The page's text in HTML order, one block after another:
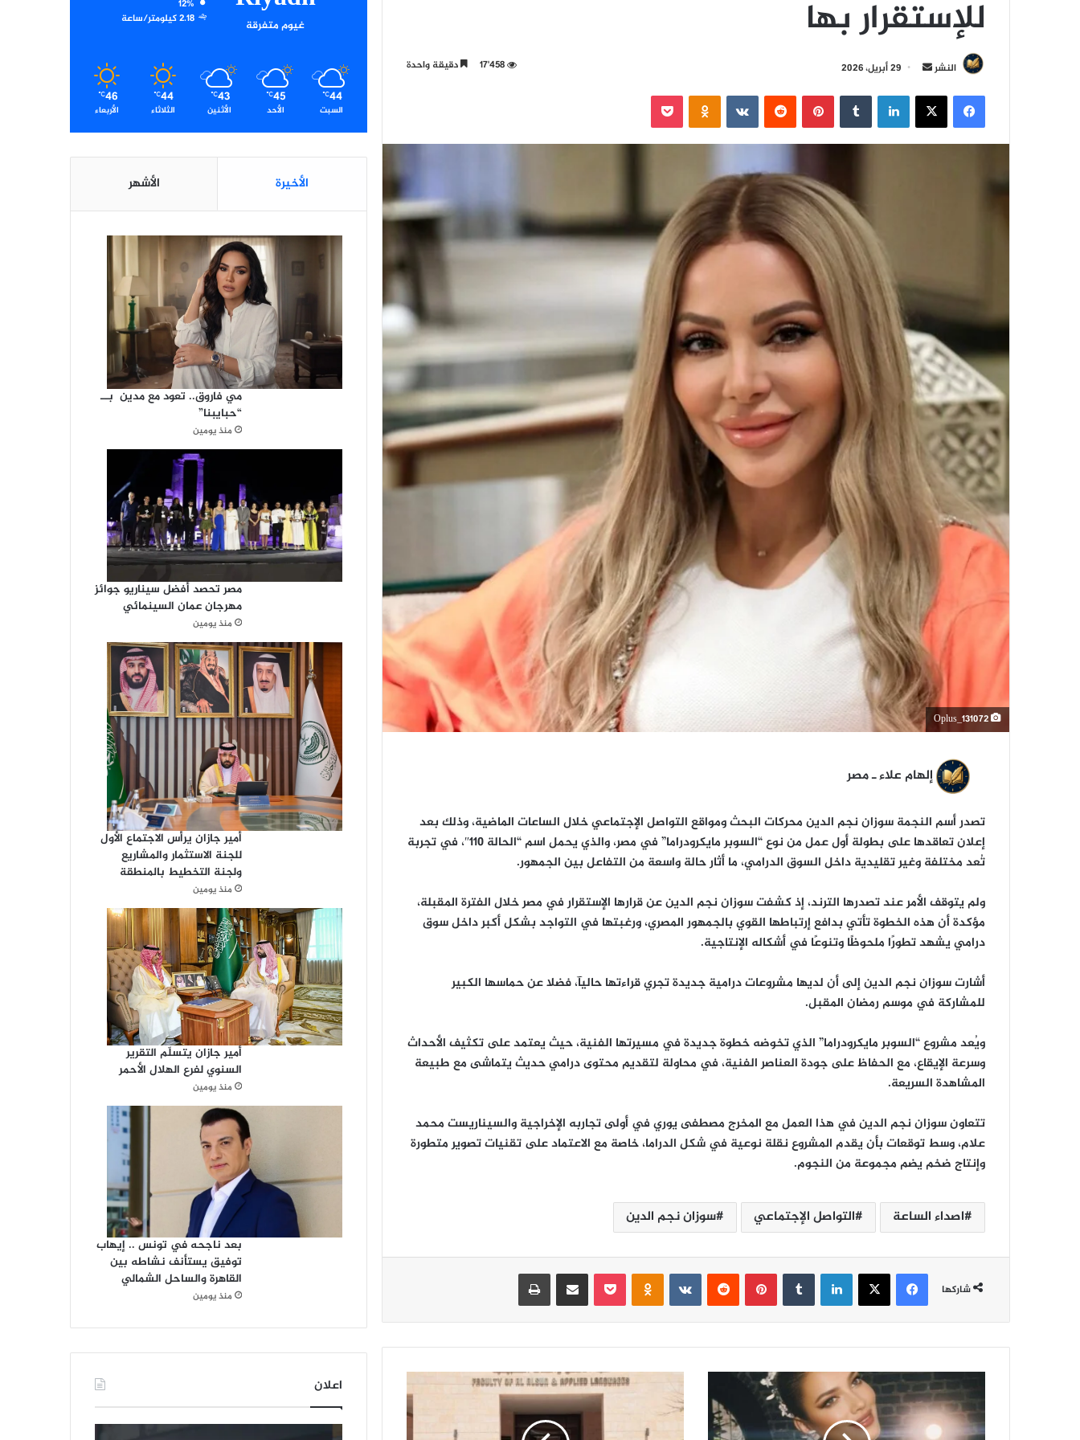
للإستقرار بها
النشر
ل
ب
ر
و
ن
ي
ا
29 أبريل، 2026 17٬458 دقيقة واحدة
فيسبوك ‫X لينكدإن بينتيريست
إلهام علاء ـ مصر
تصدر أسم النجمة سوزان نجم الدين محركات البحث ومواقع التواصل الإجتماعي خلال الساعات الماضية، وذلك بعد
إعلان تعاقدها على بطولة أول عمل من نوع “السوبر مايكرودراما” في مصر، والذي يحمل اسم “الحالة 110″، في تجربة
تُعد مختلفة وغير تقليدية داخل السوق الدرامي، ما أثار حالة واسعة من التفاعل بين الجمهور.
ولم يتوقف الأمر عند تصدرها الترند، إذ كشفت سوزان نجم الدين عن قرارها الإستقرار في مصر خلال الفترة المقبلة،
مؤكدة أن هذه الخطوة تأتي بدافع إرتباطها القوي بالجمهور المصري، ورغبتها في التواجد بشكل أكبر داخل سوق
درامي يشهد تطورًا ملحوظًا وتنوعًا في أشكاله الإنتاجية.
أشارت سوزان نجم الدين إلى أن لديها مشروعات درامية جديدة تجري قراءتها حاليآ، فضلا عن حماسها الكبير
للمشاركة في موسم رمضان المقبل.
ويُعد مشروع “السوبر مايكرودراما” الذي تخوضه خطوة جديدة في مسيرتها الفنية، حيث يعتمد على تكثيف الأحداث
وسرعة الإيقاع، مع الحفاظ على جودة العناصر الفنية، في محاولة لتقديم محتوى درامي حديث يتماشى مع طبيعة
المشاهدة السريعة.
تتعاون سوزان نجم الدين في هذا العمل مع المخرج مصطفى يوري في أولى تجاربه الإخراجية والسيناريست محمد
علام، وسط توقعات بأن يقدم المشروع نقلة نوعية في شكل الدراما، خاصة مع الاعتماد على تقنيات تصوير متطورة
وإنتاج ضخم يضم مجموعة من النجوم.
اصداء الساعة التواصل الإجتماعي سوزان نجم الدين
شاركها
فيسبوك ‫X لينكدإن بينتيريست مشاركة عبر البريد
ص
ا
ل
ت
ع
ا
غيوم متفرقة
12%
2.18 كيلومتر/ساعة
44
℃
السبت
45
℃
الأحد
43
℃
الأثنين
44
℃
الثلاثاء
46
℃
الأربعاء
الأخيرة الأشهر
مي فاروق.. تعود مع مدين بــ
“حبايبنا”
منذ يومين
مصر تحصد أفضل سيناريو جوائز
مهرجان عمان السينمائي
منذ يومين
أمير جازان يرأس الاجتماع الأول
للجنة الاستثمار والمشاريع
ولجنة التخطيط بالمنطقة
منذ يومين
أمير جازان يتسلّم التقرير
السنوي لفرع الهلال الأحمر
منذ يومين
بعد ناجحه في تونس .. إيهاب
توفيق يستأنف نشاطه بين
القاهرة والساحل الشمالي
منذ يومين
اعلان